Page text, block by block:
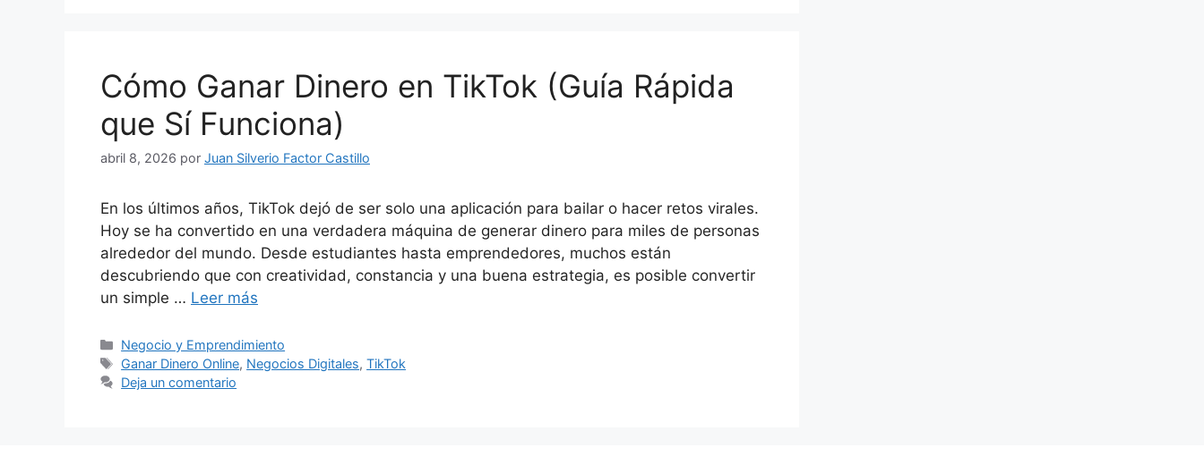
Cómo Ganar Dinero en TikTok (Guía Rápida
que Sí Funciona)
abril 8, 2026 por Juan Silverio Factor Castillo
En los últimos años, TikTok dejó de ser solo una aplicación para bailar o hacer retos virales.
Hoy se ha convertido en una verdadera máquina de generar dinero para miles de personas
alrededor del mundo. Desde estudiantes hasta emprendedores, muchos están
descubriendo que con creatividad, constancia y una buena estrategia, es posible convertir
un simple … Leer más
Categorías
Negocio y Emprendimiento
Etiquetas
Ganar Dinero Online, Negocios Digitales,TikTok
Deja un comentario